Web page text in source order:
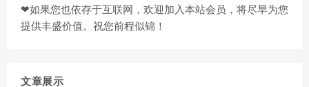
❤如果您也依存于互联网，欢迎加入本站会员，将尽早为您
提供丰盛价值。祝您前程似锦！
文章展示